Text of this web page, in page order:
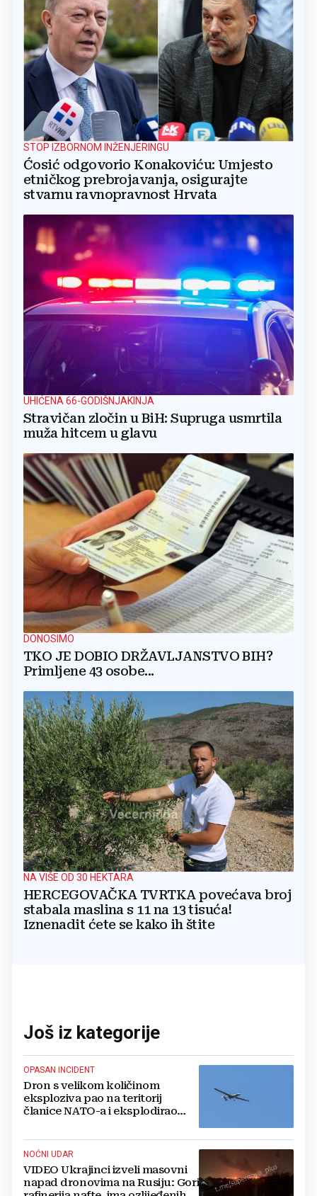
STOP IZBORNOM INŽENJERINGU
Ćosić odgovorio Konakoviću: Umjesto
etničkog prebrojavanja, osigurajte
stvarnu ravnopravnost Hrvata
UHIĆENA 66-GODIŠNJAKINJA
Stravičan zločin u BiH: Supruga usmrtila
muža hitcem u glavu
DONOSIMO
TKO JE DOBIO DRŽAVLJANSTVO BIH?
Primljene 43 osobe...
NA VIŠE OD 30 HEKTARA
HERCEGOVAČKA TVRTKA povećava broj
stabala maslina s 11 na 13 tisuća!
Iznenadit ćete se kako ih štite
Još iz kategorije
OPASAN INCIDENT
Dron s velikom količinom
eksploziva pao na teritorij
članice NATO-a i eksplodirao
NOĆNI UDAR
VIDEO Ukrajinci izveli masovni
napad dronovima na Rusiju: Gori